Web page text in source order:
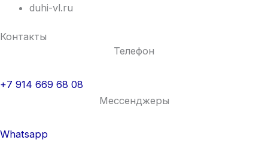
duhi-vl.ru
Контакты
Телефон
+7 914 669 68 08
Мессенджеры
Whatsapp